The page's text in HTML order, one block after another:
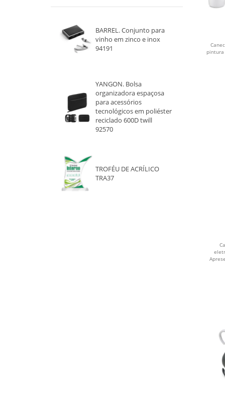
COBRE
DOURADO
CHUMBO
VERDE CLARO
CINZA
LARANJA
BARREL. Conjunto para
vinho em zinco e inox
94191
YANGON. Bolsa
organizadora espaçosa
para acessórios
tecnológicos em poliéster
reciclado 600D twill
92570
TROFÉU DE ACRÍLICO
TRA37